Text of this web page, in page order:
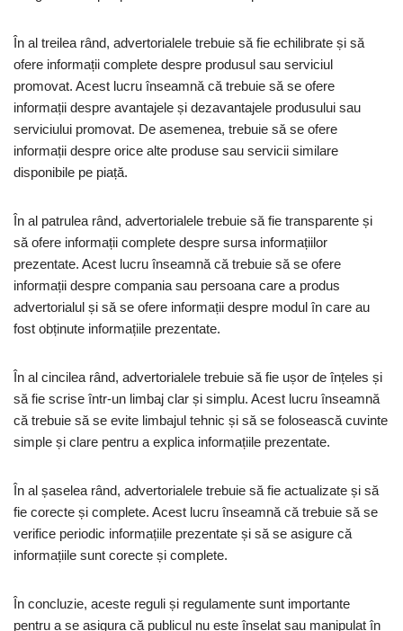
În al treilea rând, advertorialele trebuie să fie echilibrate și să
ofere informații complete despre produsul sau serviciul
promovat. Acest lucru înseamnă că trebuie să se ofere
informații despre avantajele și dezavantajele produsului sau
serviciului promovat. De asemenea, trebuie să se ofere
informații despre orice alte produse sau servicii similare
disponibile pe piață.
În al patrulea rând, advertorialele trebuie să fie transparente și
să ofere informații complete despre sursa informațiilor
prezentate. Acest lucru înseamnă că trebuie să se ofere
informații despre compania sau persoana care a produs
advertorialul și să se ofere informații despre modul în care au
fost obținute informațiile prezentate.
În al cincilea rând, advertorialele trebuie să fie ușor de înțeles și
să fie scrise într-un limbaj clar și simplu. Acest lucru înseamnă
că trebuie să se evite limbajul tehnic și să se folosească cuvinte
simple și clare pentru a explica informațiile prezentate.
În al șaselea rând, advertorialele trebuie să fie actualizate și să
fie corecte și complete. Acest lucru înseamnă că trebuie să se
verifice periodic informațiile prezentate și să se asigure că
informațiile sunt corecte și complete.
În concluzie, aceste reguli și regulamente sunt importante
pentru a se asigura că publicul nu este înșelat sau manipulat în